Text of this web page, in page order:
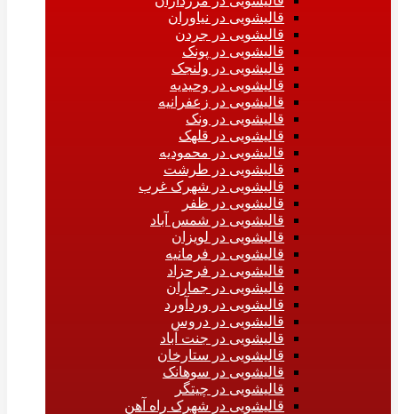
قالیشویی در نیاوران
قالیشویی در جردن
قالیشویی در پونک
قالیشویی در ولنجک
قالیشویی در وحیدیه
قالیشویی در زعفرانیه
قالیشویی در ونک
قالیشویی در قلهک
قالیشویی در محمودیه
قالیشویی در طرشت
قالیشویی در شهرک غرب
قالیشویی در ظفر
قالیشویی در شمس آباد
قالیشویی در لویزان
قالیشویی در فرمانیه
قالیشویی در فرحزاد
قالیشویی در جماران
قالیشویی در وردآورد
قالیشویی در دروس
قالیشویی در جنت آباد
قالیشویی در ستارخان
قالیشویی در سوهانک
قالیشویی در چیتگر
قالیشویی در شهرک راه آهن